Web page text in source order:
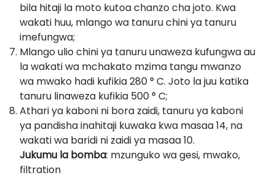
bila hitaji la moto kutoa chanzo cha joto. Kwa
wakati huu, mlango wa tanuru chini ya tanuru
imefungwa;
Mlango ulio chini ya tanuru unaweza kufungwa au
la wakati wa mchakato mzima tangu mwanzo
wa mwako hadi kufikia 280 ° C. Joto la juu katika
tanuru linaweza kufikia 500 ° C;
Athari ya kaboni ni bora zaidi, tanuru ya kaboni
ya pandisha inahitaji kuwaka kwa masaa 14, na
wakati wa baridi ni zaidi ya masaa 10.
Jukumu la bomba: mzunguko wa gesi, mwako,
filtration